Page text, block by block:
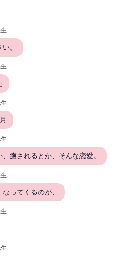
。
癒されるとか、そんな恋愛。
ってくるのが、